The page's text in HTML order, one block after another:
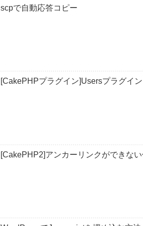
scpで自動応答コピー
[CakePHPプラグイン]Usersプラグイン
[CakePHP2]アンカーリンクができな